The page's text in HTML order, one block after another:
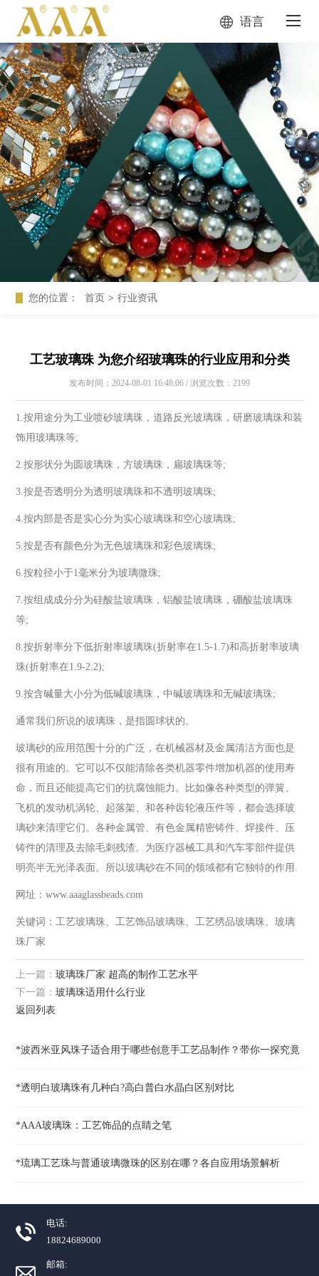
语言
您的位置： 首页 > 行业资讯
工艺玻璃珠 为您介绍玻璃珠的行业应用和分类
发布时间：2024-08-01 16:48:06 / 浏览次数：2199
1.按用途分为工业喷砂玻璃珠，道路反光玻璃珠，研磨玻璃珠和装
饰用玻璃珠等;
2.按形状分为圆玻璃珠，方玻璃珠，扁玻璃珠等;
3.按是否透明分为透明玻璃珠和不透明玻璃珠;
4.按内部是否是实心分为实心玻璃珠和空心玻璃珠;
5.按是否有颜色分为无色玻璃珠和彩色玻璃珠;
6.按粒径小于1毫米分为玻璃微珠;
7.按组成成分分为硅酸盐玻璃珠，铝酸盐玻璃珠，硼酸盐玻璃珠
等;
8.按折射率分下低折射率玻璃珠(折射率在1.5-1.7)和高折射率玻璃
珠(折射率在1.9-2.2);
9.按含碱量大小分为低碱玻璃珠，中碱玻璃珠和无碱玻璃珠;
通常我们所说的玻璃珠，是指圆球状的。
玻璃砂的应用范围十分的广泛，在机械器材及金属清洁方面也是
很有用途的。它可以不仅能清除各类机器零件增加机器的使用寿
命，而且还能提高它们的抗腐蚀能力。比如像各种类型的弹簧、
飞机的发动机涡轮、起落架、和各种齿轮液压件等，都会选择玻
璃砂来清理它们。各种金属管、有色金属精密铸件、焊接件、压
铸件的清理及去除毛刺残渣。为医疗器械工具和汽车零部件提供
明亮半无光泽表面。所以玻璃砂在不同的领域都有它独特的作用.
网址：www.aaaglassbeads.com
关键词：工艺玻璃珠、工艺饰品玻璃珠、工艺绣品玻璃珠、玻璃
珠厂家
上一篇：玻璃珠厂家 超高的制作工艺水平
返回列表
下一篇：玻璃珠适用什么行业
*波西米亚风珠子适合用于哪些创意手工艺品制作？带你一探究竟
*透明白玻璃珠有几种白?高白普白水晶白区别对比
*AAA玻璃珠：工艺饰品的点睛之笔
*琉璃工艺珠与普通玻璃微珠的区别在哪？各自应用场景解析
电话:
18824689000
邮箱: